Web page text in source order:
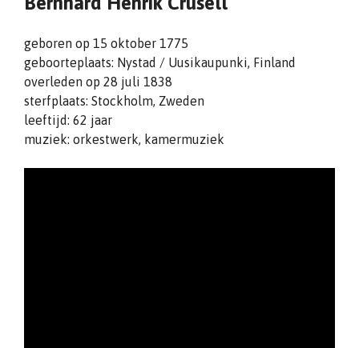
geboren op 15 oktober 1775
geboorteplaats: Nystad / Uusikaupunki, Finland
overleden op 28 juli 1838
sterfplaats: Stockholm, Zweden
leeftijd: 62 jaar
muziek: orkestwerk, kamermuziek